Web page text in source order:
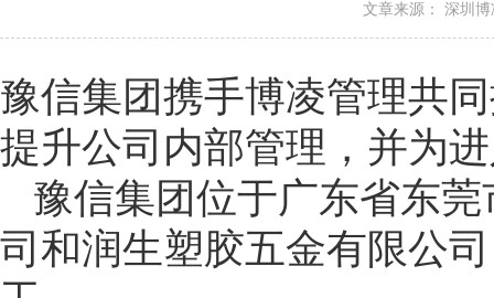
文章来源： 深圳
豫信集团携手博凌管理共
提升公司内部管理，并为
豫信集团位于广东省东莞
司和润生塑胶五金有限公